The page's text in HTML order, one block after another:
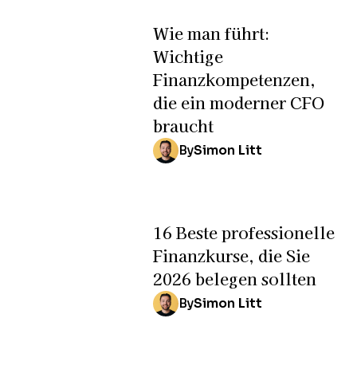
Wie man führt:
Wichtige
Finanzkompetenzen,
die ein moderner CFO
braucht
BySimon Litt
16 Beste professionelle
Finanzkurse, die Sie
2026 belegen sollten
BySimon Litt